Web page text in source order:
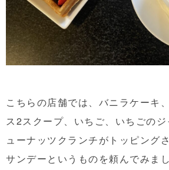
こちらの店舗では、バニラケーキ
ス2スクープ、いちご、いちごの
ューナッツクランチがトッピング
サンデーというものを頼んでみま